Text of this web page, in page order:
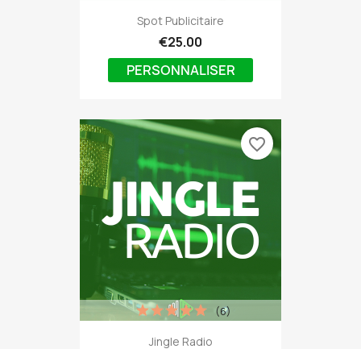
Spot Publicitaire
€25.00
PERSONNALISER
Jingle Radio
(6)
favorite_border